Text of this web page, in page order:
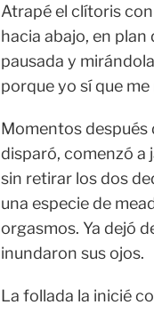
Atrapé el clítoris
hacia abajo, en
pausada y
porque yo sí que
Momentos después
disparó, comenzó a
sin retirar los dos
una especie de
orgasmos. Ya dejó
inundaron sus ojos.
La follada la inicié